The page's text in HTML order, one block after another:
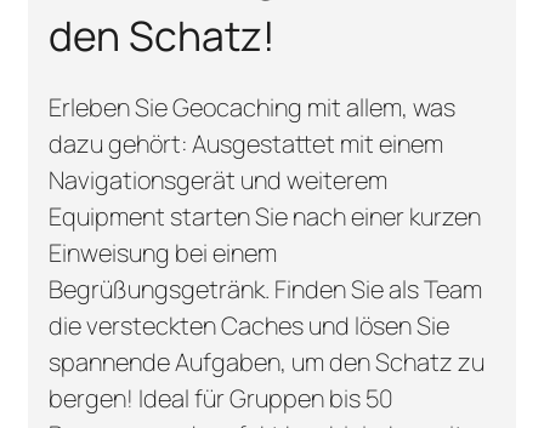
den Schatz!
Erleben Sie Geocaching mit allem, was
dazu gehört: Ausgestattet mit einem
Navigationsgerät und weiterem
Equipment starten Sie nach einer kurzen
Einweisung bei einem
Begrüßungsgetränk. Finden Sie als Team
die versteckten Caches und lösen Sie
spannende Aufgaben, um den Schatz zu
bergen! Ideal für Gruppen bis 50